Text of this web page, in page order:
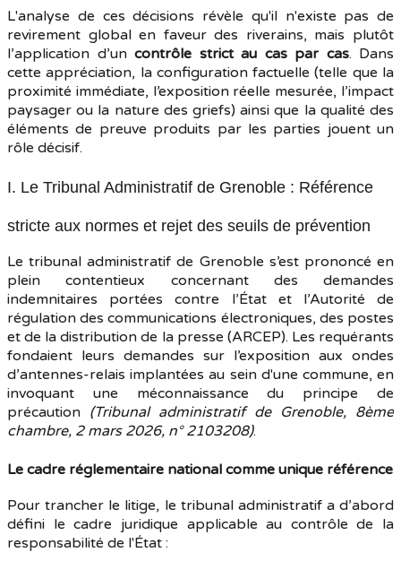
L'analyse de ces décisions révèle qu'il n'existe pas de
revirement global en faveur des riverains, mais plutôt
l’application d’un contrôle strict au cas par cas. Dans
cette appréciation, la configuration factuelle (telle que la
proximité immédiate, l’exposition réelle mesurée, l’impact
paysager ou la nature des griefs) ainsi que la qualité des
éléments de preuve produits par les parties jouent un
rôle décisif.
I. Le Tribunal Administratif de Grenoble : Référence
stricte aux normes et rejet des seuils de prévention
Le tribunal administratif de Grenoble s’est prononcé en
plein contentieux concernant des demandes
indemnitaires portées contre l’État et l’Autorité de
régulation des communications électroniques, des postes
et de la distribution de la presse (ARCEP). Les requérants
fondaient leurs demandes sur l’exposition aux ondes
d’antennes-relais implantées au sein d'une commune, en
invoquant une méconnaissance du principe de
précaution (Tribunal administratif de Grenoble, 8ème
chambre, 2 mars 2026, n° 2103208).
Le cadre réglementaire national comme unique référence
Pour trancher le litige, le tribunal administratif a d’abord
défini le cadre juridique applicable au contrôle de la
responsabilité de l'État :